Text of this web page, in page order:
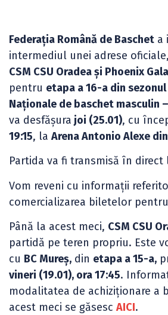
Federația Română de Baschet a
intermediul unei adrese
CSM CSU Oradea și Phoenix
pentru etapa a 16-a din
Naționale de baschet masculin
va desfășura joi (25.01), cu
19:15, la Arena Antonio Alexe
Partida va fi transmisă în direct
Vom reveni cu informații
comercializarea biletelor
Până la acest meci, CSM CSU
partidă pe teren propriu. Este
cu BC Mureș, din etapa a 15-a,
vineri (19.01), ora 17:45.
modalitatea de achiziționare a
acest meci se găsesc AICI.